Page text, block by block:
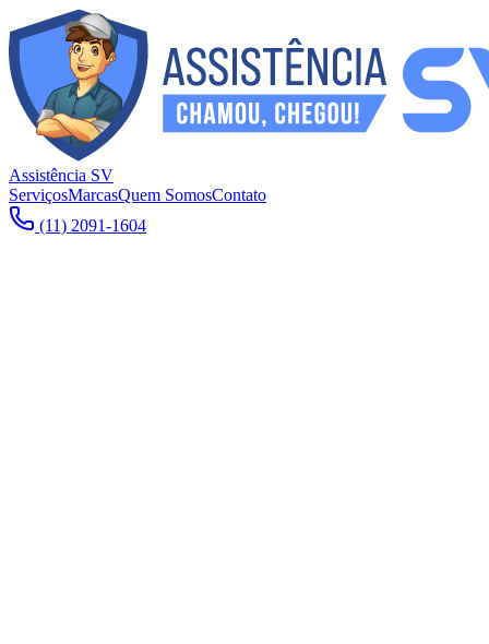
Assistência SV
ServiçosMarcasQuem SomosContato
(11) 2091-1604